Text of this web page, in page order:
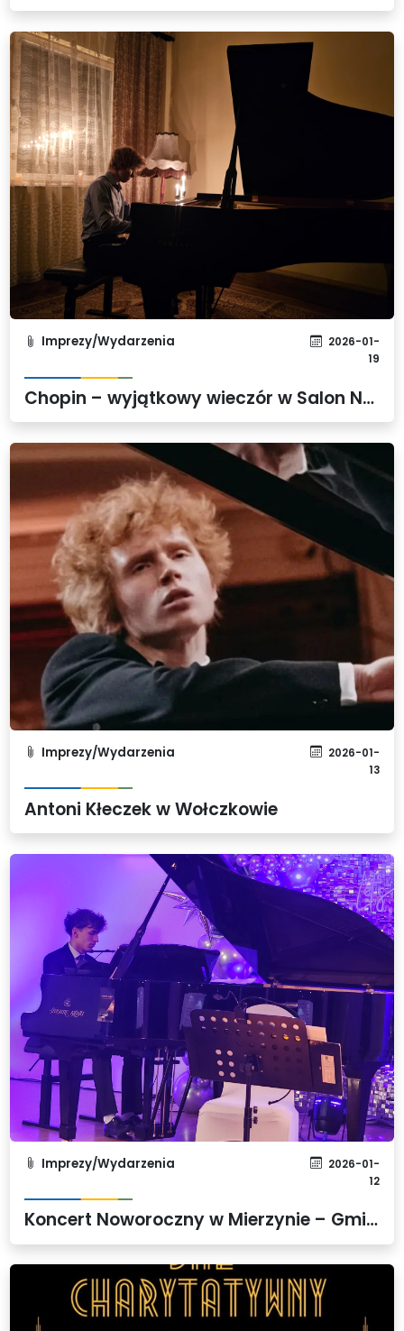
Imprezy/Wydarzenia
2026-01-
19
Chopin – wyjątkowy wieczór w Salon Nocturne w Wołczkowie
Imprezy/Wydarzenia
2026-01-
13
Antoni Kłeczek w Wołczkowie
Imprezy/Wydarzenia
2026-01-
12
Koncert Noworoczny w Mierzynie – Gmina Dobra w sercu muzycznych emocji